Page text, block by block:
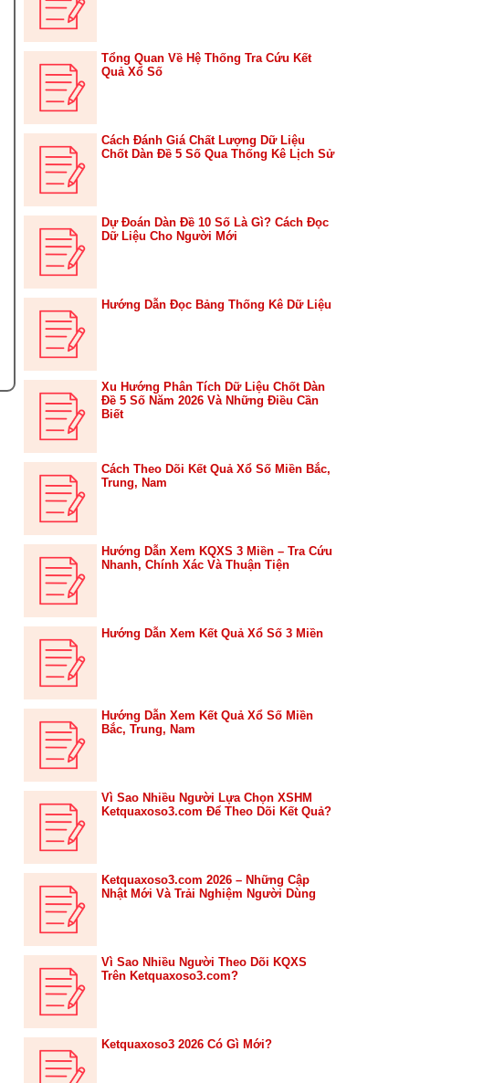
Tổng Quan Về Hệ Thống Tra Cứu Kết
Quả Xổ Số
Cách Đánh Giá Chất Lượng Dữ Liệu
Chốt Dàn Đề 5 Số Qua Thống Kê Lịch Sử
Dự Đoán Dàn Đề 10 Số Là Gì? Cách Đọc
Dữ Liệu Cho Người Mới
Hướng Dẫn Đọc Bảng Thống Kê Dữ Liệu
Xu Hướng Phân Tích Dữ Liệu Chốt Dàn
Đề 5 Số Năm 2026 Và Những Điều Cần
Biết
Cách Theo Dõi Kết Quả Xổ Số Miền Bắc,
Trung, Nam
Hướng Dẫn Xem KQXS 3 Miền – Tra Cứu
Nhanh, Chính Xác Và Thuận Tiện
Hướng Dẫn Xem Kết Quả Xổ Số 3 Miền
Hướng Dẫn Xem Kết Quả Xổ Số Miền
Bắc, Trung, Nam
Vì Sao Nhiều Người Lựa Chọn XSHM
Ketquaxoso3.com Để Theo Dõi Kết Quả?
Ketquaxoso3.com 2026 – Những Cập
Nhật Mới Và Trải Nghiệm Người Dùng
Vì Sao Nhiều Người Theo Dõi KQXS
Trên Ketquaxoso3.com?
Ketquaxoso3 2026 Có Gì Mới?